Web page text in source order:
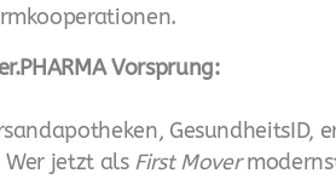
Vorsprung:
Wer jetzt als First Mover